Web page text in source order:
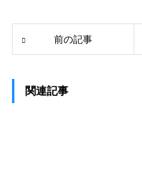
前の記事
関連記事